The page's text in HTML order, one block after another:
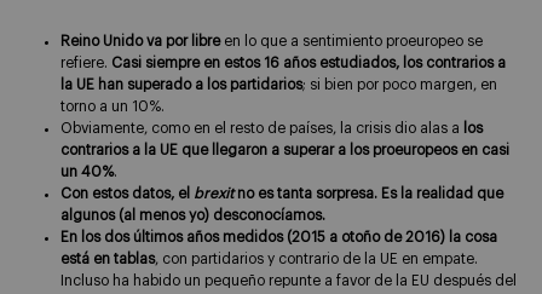
Reino Unido va por libreen lo que a sentimiento proeuropeo se
refiere. Casi siempre en estos 16 años estudiados, los contrarios a
la UE han superado a los partidarios; si bien por poco margen, en
torno a un 10%.
Obviamente, como en el resto de países, la crisis dio alas a
los
contrarios a la UE que llegaron a superar a los proeuropeos en casi
un 40%.
Con estos datos, el brexitno es tanta sorpresa. Es la realidad que
algunos (al menos yo) desconocíamos.
En los dos últimos años medidos (2015 a otoño de 2016) la cosa
está en tablas, con partidarios y contrario de la UE en empate.
Incluso ha habido un pequeño repunte a favor de la EU después del